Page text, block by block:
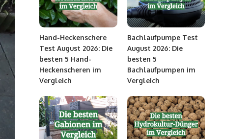
Hand-Heckenschere
Test August 2026: Die
besten 5 Hand-
Heckenscheren im
Vergleich
Bachlaufpumpe Test
August 2026: Die
besten 5
Bachlaufpumpen im
Vergleich